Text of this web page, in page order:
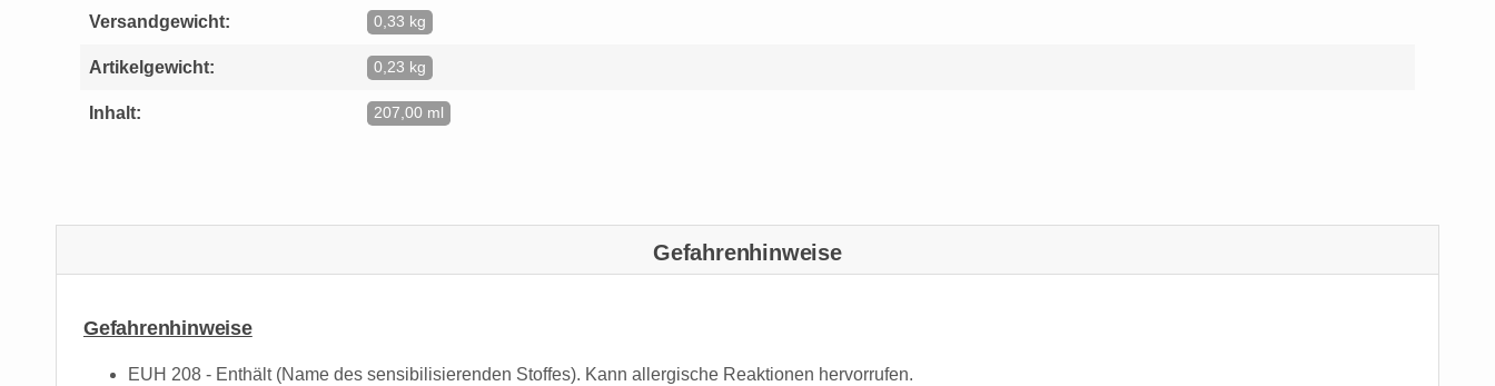
Versandgewicht: 0,33 kg
Artikelgewicht: 0,23 kg
Inhalt: 207,00 ml
Gefahrenhinweise
Gefahrenhinweise
EUH 208 - Enthält (Name des sensibilisierenden Stoffes). Kann allergische Reaktionen hervorrufen.